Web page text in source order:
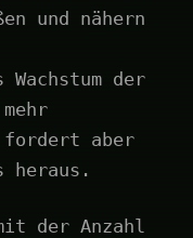
und nähern
der
fordert aber
heraus.
der Anzahl